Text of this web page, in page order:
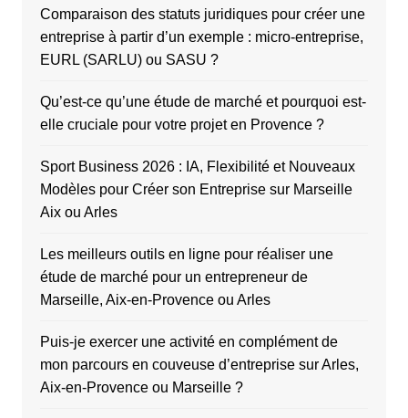
Comparaison des statuts juridiques pour créer une
entreprise à partir d’un exemple : micro-entreprise,
EURL (SARLU) ou SASU ?
Qu’est-ce qu’une étude de marché et pourquoi est-
elle cruciale pour votre projet en Provence ?
Sport Business 2026 : IA, Flexibilité et Nouveaux
Modèles pour Créer son Entreprise sur Marseille
Aix ou Arles
Les meilleurs outils en ligne pour réaliser une
étude de marché pour un entrepreneur de
Marseille, Aix-en-Provence ou Arles
Puis-je exercer une activité en complément de
mon parcours en couveuse d’entreprise sur Arles,
Aix-en-Provence ou Marseille ?